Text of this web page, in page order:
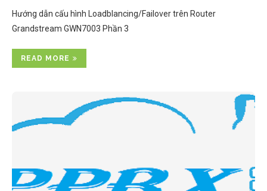
Hướng dẫn cấu hình Loadblancing/Failover trên Router
Grandstream GWN7003 Phần 3
READ MORE